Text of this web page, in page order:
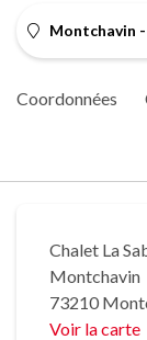
Montchavin -
Coordonnées
Chalet La
Montchavin
73210
Voir la carte